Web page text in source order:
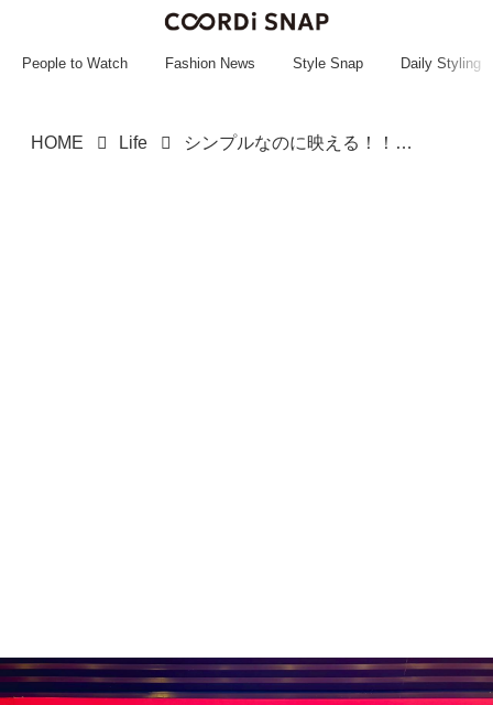
~~~~~~~~~~~
People to Watch Fashion News Style Snap Daily Styling
HOME Life シンプルなのに映える！！！【ダイソー】の「キーホルダー」をチェック